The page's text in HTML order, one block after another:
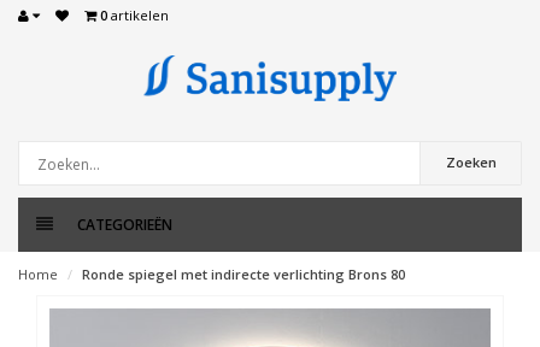
0 artikelen
Zoeken
CATEGORIEËN
Home Ronde spiegel met indirecte verlichting Brons 80